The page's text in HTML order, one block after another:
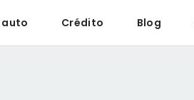
auto Crédito Blog